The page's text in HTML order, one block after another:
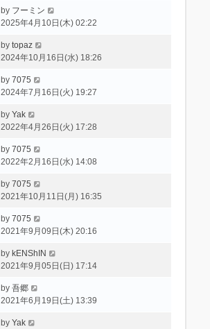
by フーミン
2025年4月10日(木) 02:22
by topaz
2024年10月16日(水) 18:26
by 7075
2024年7月16日(火) 19:27
by Yak
2022年4月26日(火) 17:28
by 7075
2022年2月16日(水) 14:08
by 7075
2021年10月11日(月) 16:35
by 7075
2021年9月09日(木) 20:16
by kENShIN
2021年9月05日(日) 17:14
by 吾郷
2021年6月19日(土) 13:39
by Yak